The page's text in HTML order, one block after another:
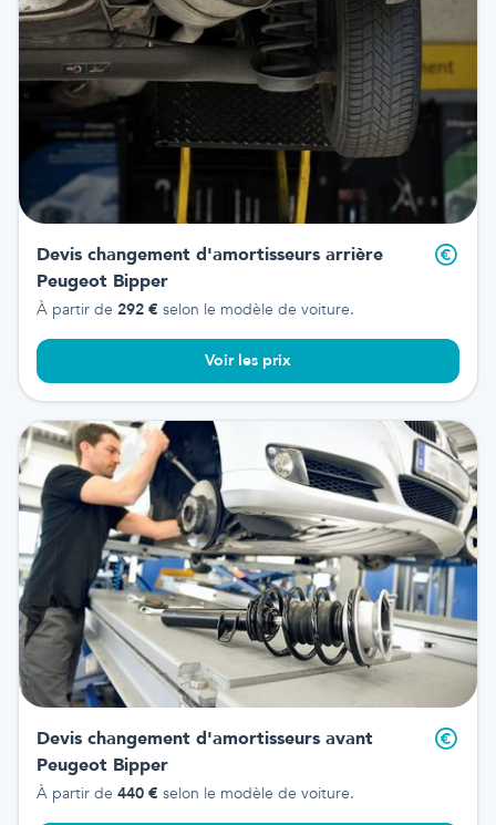
Devis changement d'amortisseurs arrière
Peugeot Bipper
À partir de 292 € selon le modèle de voiture.
Voir les prix
Devis changement d'amortisseurs avant
Peugeot Bipper
À partir de 440 € selon le modèle de voiture.